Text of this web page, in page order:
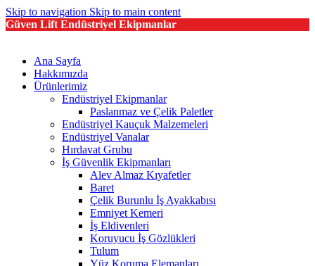
Skip to navigation Skip to main content
Güven Lift Endüstriyel Ekipmanlar
Ana Sayfa
Hakkımızda
Ürünlerimiz
Endüstriyel Ekipmanlar
Paslanmaz ve Çelik Paletler
Endüstriyel Kauçuk Malzemeleri
Endüstriyel Vanalar
Hırdavat Grubu
İş Güvenlik Ekipmanları
Alev Almaz Kıyafetler
Baret
Çelik Burunlu İş Ayakkabısı
Emniyet Kemeri
İş Eldivenleri
Koruyucu İş Gözlükleri
Tulum
Yüz Koruma Elemanları